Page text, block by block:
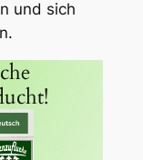
und sich